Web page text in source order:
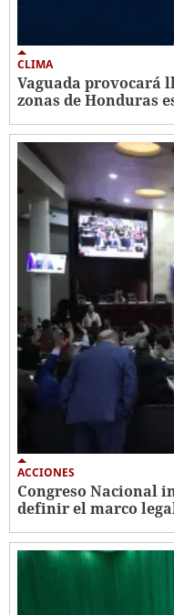
CLIMA
Vaguada provocará
zonas de Honduras
ACCIONES
Congreso Nacional
definir el marco